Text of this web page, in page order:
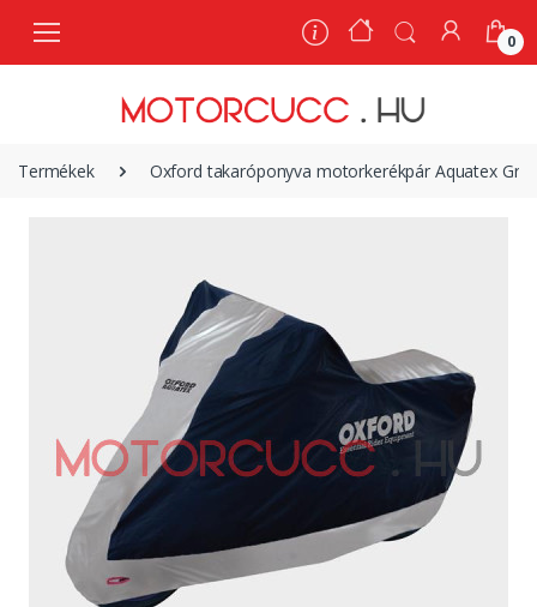
0
Termékek Oxford takaróponyva motorkerékpár Aquatex Gr.S
0